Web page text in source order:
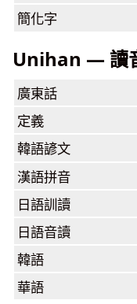
簡化字
Unihan — 讀
廣東話
定義
韓語諺文
漢語拼音
日語訓讀
日語音讀
韓語
華語